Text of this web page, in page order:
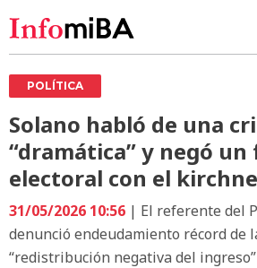
POLÍTICA
Solano habló de una
“dramática” y negó
electoral con el
31/05/2026 10:56 | El referente del
denunció endeudamiento récord de
“redistribución negativa del